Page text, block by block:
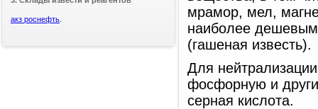
мрамор, мел,
наиболее дешевым
(гашеная известь).
Для
фосфорную и
серная кислота.
акз роснефть